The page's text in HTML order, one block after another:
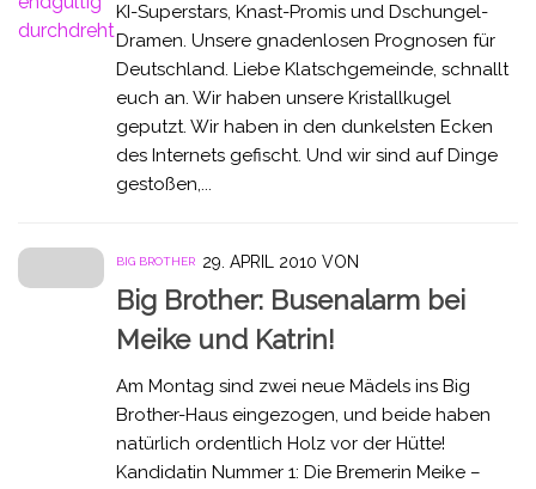
KI-Superstars, Knast-Promis und Dschungel-
Dramen. Unsere gnadenlosen Prognosen für
Deutschland. Liebe Klatschgemeinde, schnallt
euch an. Wir haben unsere Kristallkugel
geputzt. Wir haben in den dunkelsten Ecken
des Internets gefischt. Und wir sind auf Dinge
gestoßen,...
BIG BROTHER 29. APRIL 2010 VON
Big Brother: Busenalarm bei
Meike und Katrin!
Am Montag sind zwei neue Mädels ins Big
Brother-Haus eingezogen, und beide haben
natürlich ordentlich Holz vor der Hütte!
Kandidatin Nummer 1: Die Bremerin Meike –